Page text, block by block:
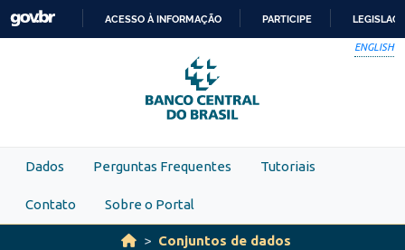
Skip to main content
PARA
O
CONTEÚDO
ACESSO À INFORMAÇÃO PARTICIPE
ENGLISH
Dados Perguntas Frequentes Tutoriais
Contato Sobre o Portal
Conjuntos de dados